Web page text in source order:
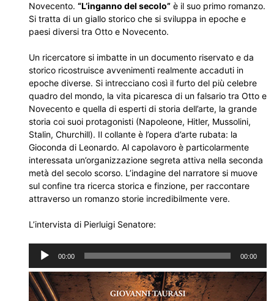
Novecento. “L’inganno del secolo” è il suo primo romanzo.
Si tratta di un giallo storico che si sviluppa in epoche e
paesi diversi tra Otto e Novecento.
Un ricercatore si imbatte in un documento riservato e da
storico ricostruisce avvenimenti realmente accaduti in
epoche diverse. Si intrecciano così il furto del più celebre
quadro del mondo, la vita picaresca di un falsario tra Otto e
Novecento e quella di esperti di storia dell’arte, la grande
storia coi suoi protagonisti (Napoleone, Hitler, Mussolini,
Stalin, Churchill). Il collante è l’opera d’arte rubata: la
Gioconda di Leonardo. Al capolavoro è particolarmente
interessata un’organizzazione segreta attiva nella seconda
metà del secolo scorso. L’indagine del narratore si muove
sul confine tra ricerca storica e finzione, per raccontare
attraverso un romanzo storie incredibilmente vere.
L’intervista di Pierluigi Senatore:
Audio
Player
00:00 00:00